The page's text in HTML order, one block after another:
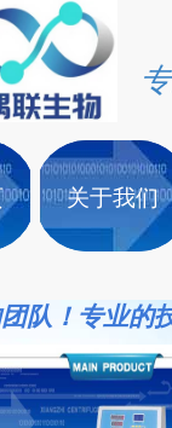
关于我们
关于我们
队！专业的